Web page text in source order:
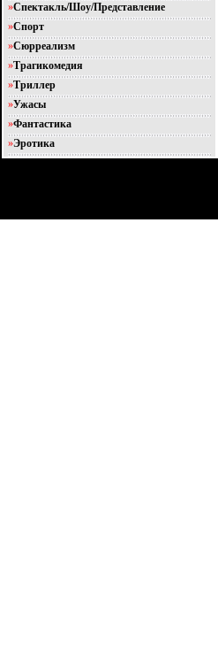
»Спектакль/Шоу/Представление
»Спорт
»Сюрреализм
»Трагикомедия
»Триллер
»Ужасы
»Фантастика
»Эротика